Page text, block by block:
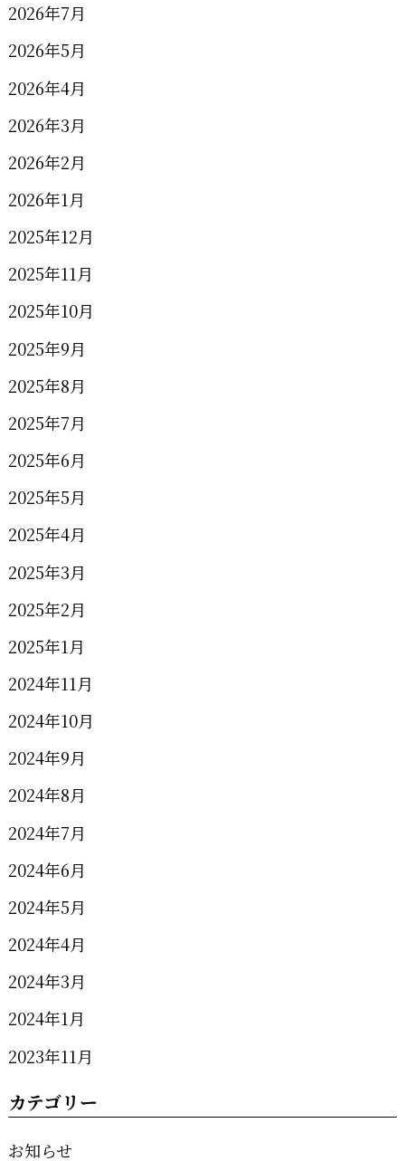
2026年7月
2026年5月
2026年4月
2026年3月
2026年2月
2026年1月
2025年12月
2025年11月
2025年10月
2025年9月
2025年8月
2025年7月
2025年6月
2025年5月
2025年4月
2025年3月
2025年2月
2025年1月
2024年11月
2024年10月
2024年9月
2024年8月
2024年7月
2024年6月
2024年5月
2024年4月
2024年3月
2024年1月
2023年11月
カテゴリー
お知らせ